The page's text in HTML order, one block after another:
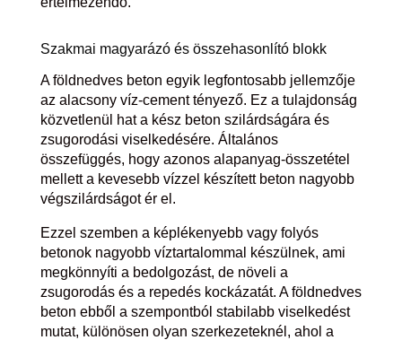
Szakmai magyarázó és összehasonlító blokk
A földnedves beton egyik legfontosabb jellemzője
az alacsony víz-cement tényező. Ez a tulajdonság
közvetlenül hat a kész beton szilárdságára és
zsugorodási viselkedésére. Általános
összefüggés, hogy azonos alapanyag-összetétel
mellett a kevesebb vízzel készített beton nagyobb
végszilárdságot ér el.
Ezzel szemben a képlékenyebb vagy folyós
betonok nagyobb víztartalommal készülnek, ami
megkönnyíti a bedolgozást, de növeli a
zsugorodás és a repedés kockázatát. A földnedves
beton ebből a szempontból stabilabb viselkedést
mutat, különösen olyan szerkezeteknél, ahol a